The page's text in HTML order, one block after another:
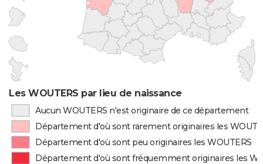
Les WOUTERS par lieu de naissance
Aucun WOUTERS n'est originaire de ce département
Département d'où sont rarement originaires les
Département d'où sont peu originaires les WOUTERS
Département d'où sont fréquemment originaires les